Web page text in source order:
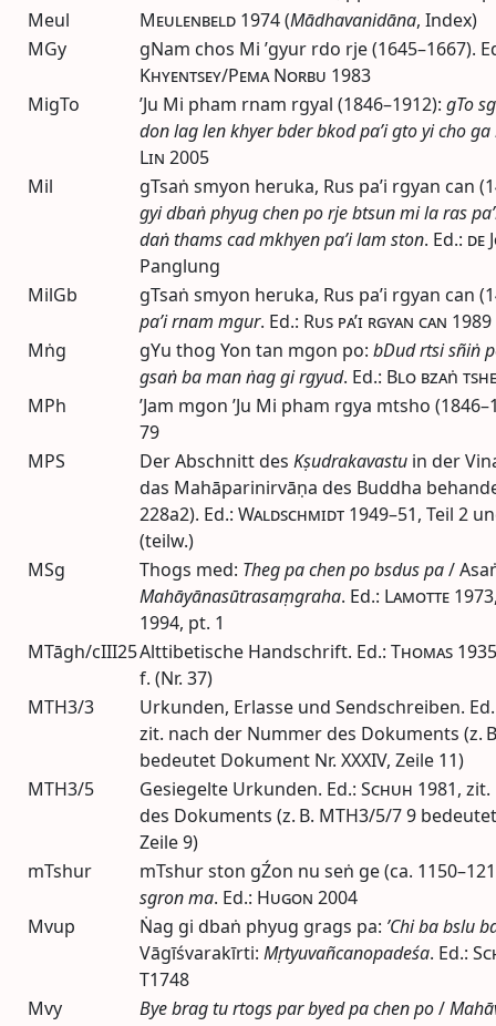
Meul
Meulenbeld 1974(Mādhavanidāna, Index)
MGy
gNam chos Mi ’gyur rdo rje (1645–1667).
Khyentsey/Pema Norbu 1983
MigTo
’Ju Mi pham rnam rgyal (1846–1912): gTo
don lag len khyer bder bkod pa’i gto yi cho ga
Lin 2005
Mil
gTsaṅ smyon heruka, Rus pa’i rgyan can
gyi dbaṅ phyug chen po rje btsun mi la ras
daṅ thams cad mkhyen pa’i lam ston. Ed.: de
Panglung
MilGb
gTsaṅ smyon heruka, Rus pa’i rgyan can
pa’i rnam mgur. Ed.: Rus pa’i rgyan can 1989
Mṅg
gYu thog Yon tan mgon po: bDud rtsi sñiṅ
gsaṅ ba man ṅag gi rgyud. Ed.: Blo bzaṅ
MPh
’Jam mgon ’Ju Mi pham rgya mtsho
79
MPS
Der Abschnitt des Kṣudrakavastu in der
das Mahāparinirvāṇa des Buddha
228a2). Ed.: Waldschmidt 1949–51, Teil 2
(teilw.)
MSg
Thogs med: Theg pa chen po bsdus pa/
Mahāyānasūtrasaṃgraha. Ed.: Lamotte 1973
1994, pt. 1
MTāgh/cIII25Alttibetische Handschrift. Ed.: Thomas
f. (Nr. 37)
MTH3/3
Urkunden, Erlasse und Sendschreiben. Ed.
zit. nach der Nummer des Dokuments (z.
bedeutet Dokument Nr. XXXIV, Zeile 11)
MTH3/5
Gesiegelte Urkunden. Ed.: Schuh 1981, zit.
des Dokuments (z. B. MTH3/5/7 9
Zeile 9)
mTshur
mTshur ston gŹon nu seṅ ge (ca.
sgron ma. Ed.: Hugon 2004
Mvup
Ṅag gi dbaṅ phyug grags pa: ’Chi ba bslu
Vāgīśvarakīrti: Mṛtyuvañcanopadeśa. Ed.:
T1748
Mvy
Bye brag tu rtogs par byed pa chen po/